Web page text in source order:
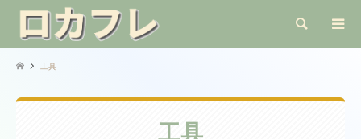
検索
工具
工具